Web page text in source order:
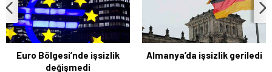
DOLAR
47,5639
EURO
Almanya’da işsizlik geriledi